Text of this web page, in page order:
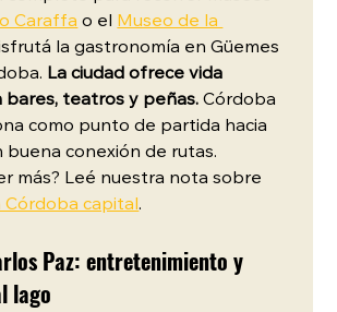
Caraffa o el Museo de la
la gastronomía en Güemes
La ciudad ofrece vida
bares, teatros y peñas. Córdoba
como punto de partida hacia
buena conexión de rutas.
más? Leé nuestra nota sobre
Córdoba capital.
Paz: entretenimiento y
lago